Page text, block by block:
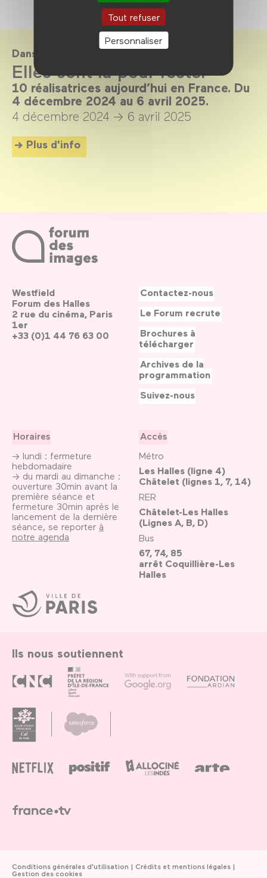
Tout refuser
Personnaliser
Dans le cadre de
Elles sont là pour rester
10 réalisatrices aujourd’hui en France. Du
4 décembre 2024 au 6 avril 2025.
4 décembre 2024 → 6 avril 2025
Plus d'info
Ville
de
Paris
Westfield
Forum des Halles
2 rue du cinéma, Paris
1er
+33 (0)1 44 76 63 00
Horaires
→ lundi : fermeture
hebdomadaire
→ du mardi au dimanche :
ouverture 30min avant la
première séance et
fermeture 30min après le
lancement de la dernière
séance, se reporter à
notre agenda
Accès
Métro
Les Halles (ligne 4)
Châtelet (lignes 1, 7, 14)
RER
Châtelet-Les Halles
(Lignes A, B, D)
Bus
67, 74, 85
arrêt Coquillière-Les
Halles
Contactez-nous
Le Forum recrute
Brochures à
télécharger
Archives de la
programmation
Suivez-nous
Ils nous soutiennent
Conditions générales d'utilisation
Crédits et mentions légales
Gestion des cookies